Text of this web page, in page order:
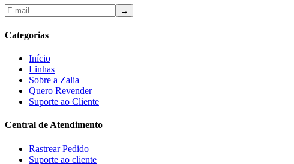
→
Categorias
Início
Linhas
Sobre a Zalia
Quero Revender
Suporte ao Cliente
Central de Atendimento
Rastrear Pedido
Suporte ao cliente